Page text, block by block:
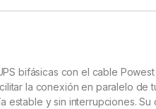
bifásicas con el cable
la conexión en paralelo de
estable y sin interrupciones.